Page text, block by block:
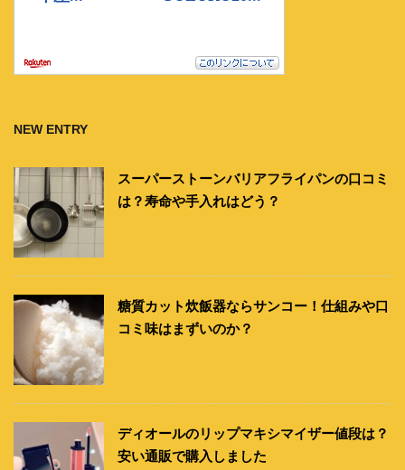
NEW ENTRY
スーパーストーンバリアフライパンの口コミ
は？寿命や手入れはどう？
糖質カット炊飯器ならサンコー！仕組みや口
コミ味はまずいのか？
ディオールのリップマキシマイザー値段は？
安い通販で購入しました